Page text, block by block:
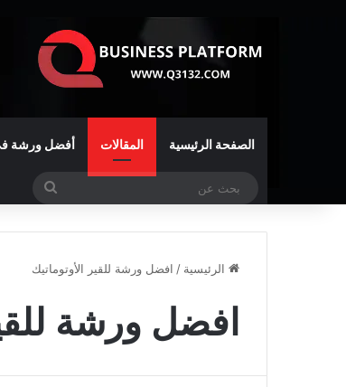
الصفحة الرئيسية المقالات أفضل ورشة
الرئيسية / افضل ورشة للقير الأوتوماتيك
افضل ورشة